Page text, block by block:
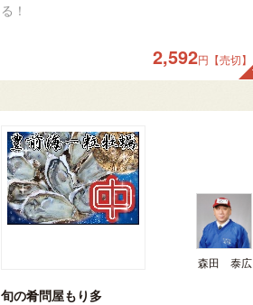
る！
2,592円【売切】
森田 泰広
旬の肴問屋もり多